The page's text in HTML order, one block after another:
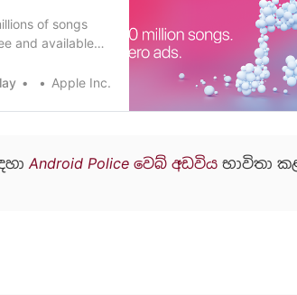
of songs
and available
• Stream
Apple Inc.
Android Police වෙබ් අඩවිය භාවිතා